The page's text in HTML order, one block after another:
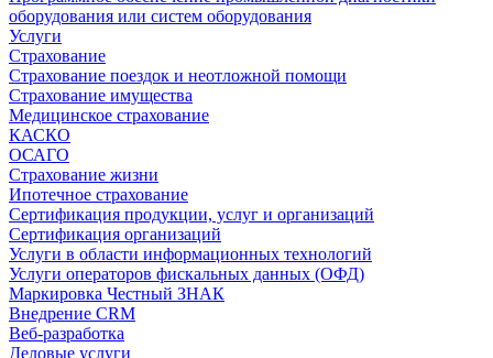
оборудования или систем оборудования
Услуги
Страхование
Страхование поездок и неотложной помощи
Страхование имущества
Медицинское страхование
КАСКО
ОСАГО
Страхование жизни
Ипотечное страхование
Сертификация продукции, услуг и организаций
Сертификация организаций
Услуги в области информационных технологий
Услуги операторов фискальных данных (ОФД)
Маркировка Честный ЗНАК
Внедрение CRM
Веб-разработка
Деловые услуги